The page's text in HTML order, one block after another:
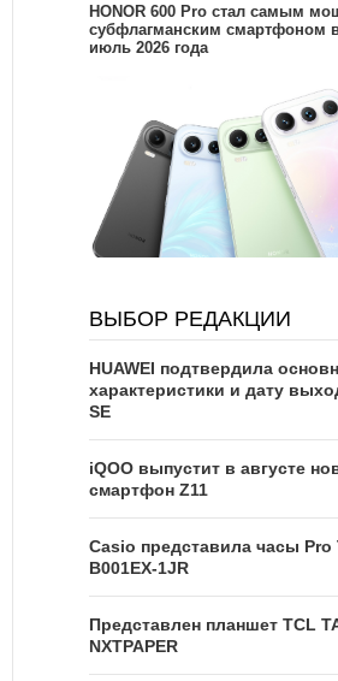
HONOR 600 Pro стал самым
субфлагманским смартфоном
июль 2026 года
ВЫБОР РЕДАКЦИИ
HUAWEI подтвердила
характеристики и дату
SE
iQOO выпустит в августе
смартфон Z11
Casio представила часы Pro
B001EX-1JR
Представлен планшет TCL
NXTPAPER